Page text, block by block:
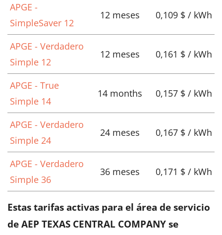
APGE -
SimpleSaver 12
12 meses 0,109 $ / kWh
APGE - Verdadero
Simple 12
12 meses 0,161 $ / kWh
APGE - True
Simple 14
14 months 0,157 $ / kWh
APGE - Verdadero
Simple 24
24 meses 0,167 $ / kWh
APGE - Verdadero
Simple 36
36 meses 0,171 $ / kWh
Estas tarifas activas para el área de servicio
de AEP TEXAS CENTRAL COMPANY se